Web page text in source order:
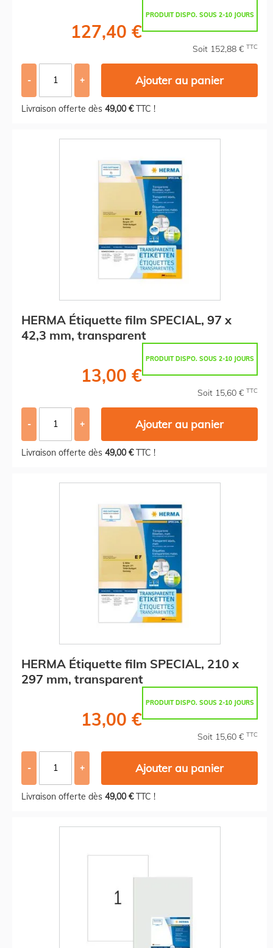
PRODUIT DISPO. SOUS 2-10 JOURS
127,40 €
Soit 152,88 € TTC
- + Ajouter au panier
Livraison offerte dès 49,00 €TTC !
HERMA Étiquette film SPECIAL, 97 x
42,3 mm, transparent
PRODUIT DISPO. SOUS 2-10 JOURS
13,00 €
Soit 15,60 € TTC
- + Ajouter au panier
Livraison offerte dès 49,00 €TTC !
HERMA Étiquette film SPECIAL, 210 x
297 mm, transparent
PRODUIT DISPO. SOUS 2-10 JOURS
13,00 €
Soit 15,60 € TTC
- + Ajouter au panier
Livraison offerte dès 49,00 €TTC !